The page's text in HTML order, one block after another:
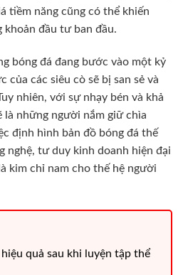
tiềm năng cũng có thể khiến
đầu tư ban đầu.
bóng đá đang bước vào một kỷ
của các siêu cò sẽ bị san sẻ và
nhiên, với sự nhạy bén và khả
là những người nắm giữ chìa
định hình bản đồ bóng đá thế
nghệ, tư duy kinh doanh hiện đại
kim chỉ nam cho thế hệ người
quả sau khi luyện tập thể